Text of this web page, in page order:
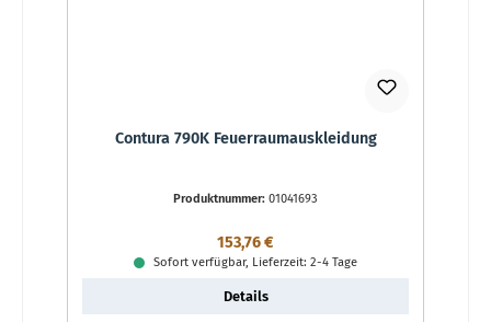
Contura 790K Feuerraumauskleidung
Produktnummer: 01041693
Regulärer Preis:
153,76 €
Sofort verfügbar, Lieferzeit: 2-4 Tage
Details